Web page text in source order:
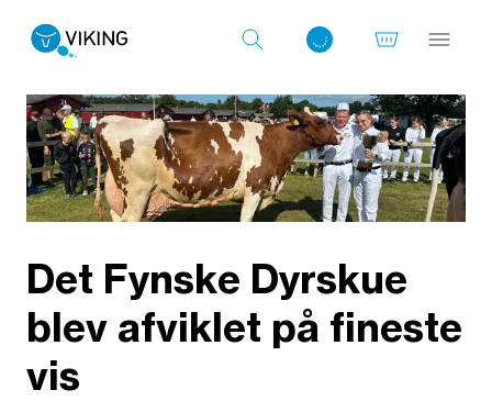
Log ind med det samme
Det Fynske Dyrskue
blev afviklet på fineste
vis